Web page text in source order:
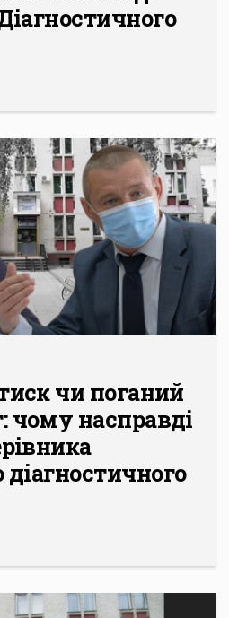
чи поганий
насправді
діагностичного